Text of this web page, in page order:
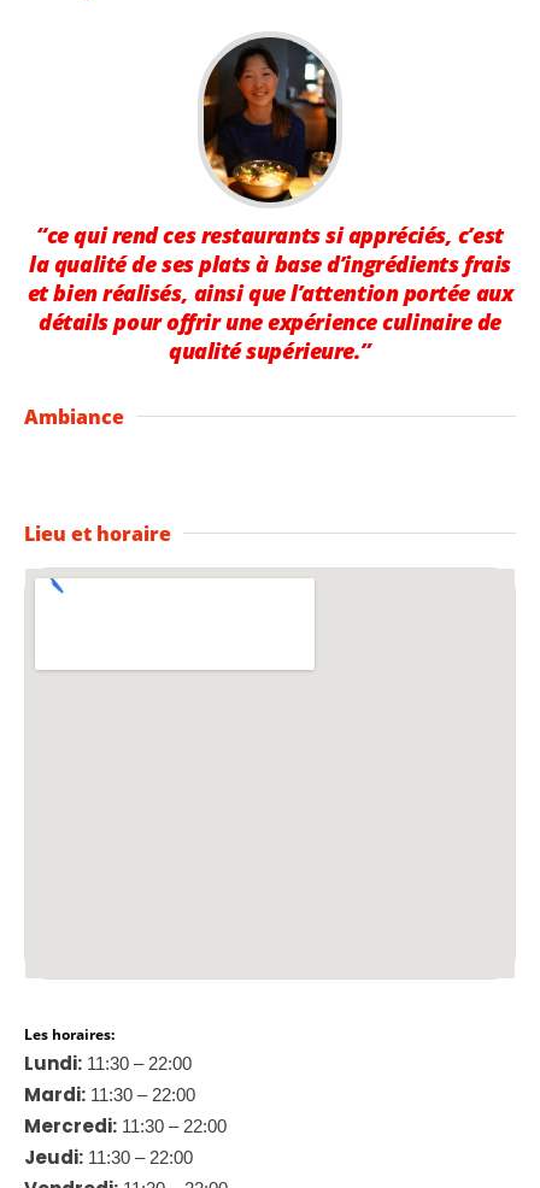
“ce qui rend ces restaurants si appréciés, c’est
la qualité de ses plats à base d’ingrédients frais
et bien réalisés, ainsi que l’attention portée aux
détails pour offrir une expérience culinaire de
qualité supérieure.”
Ambiance
Lieu et horaire
Les horaires:
Lundi: 11:30 – 22:00
Mardi: 11:30 – 22:00
Mercredi: 11:30 – 22:00
Jeudi: 11:30 – 22:00